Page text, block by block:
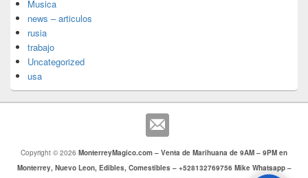
Musica
news – articulos
rusia
trabajo
Uncategorized
usa
Copyright © 2026 MonterreyMagico.com – Venta de Marihuana de 9AM – 9PM en
Monterrey, Nuevo Leon, Edibles, Comestibles – +528132769756 Mike Whatsapp –